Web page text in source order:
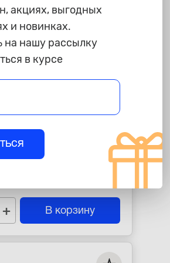
"СИБРТЕХ",
+ В корзину
акциях, выгодных
и новинках.
на нашу рассылку
в курсе